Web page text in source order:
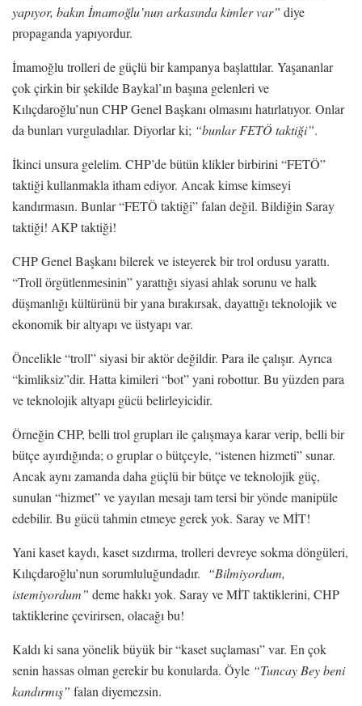
yapıyor, bakın İmamoğlu’nun arkasında kimler var” diye
propaganda yapıyordur.
İmamoğlu trolleri de güçlü bir kampanya başlattılar. Yaşananlar
çok çirkin bir şekilde Baykal’ın başına gelenleri ve
Kılıçdaroğlu’nun CHP Genel Başkanı olmasını hatırlatıyor. Onlar
da bunları vurguladılar. Diyorlar ki; “bunlar FETÖ taktiği”.
İkinci unsura gelelim. CHP’de bütün klikler birbirini “FETÖ”
taktiği kullanmakla itham ediyor. Ancak kimse kimseyi
kandırmasın. Bunlar “FETÖ taktiği” falan değil. Bildiğin Saray
taktiği! AKP taktiği!
CHP Genel Başkanı bilerek ve isteyerek bir trol ordusu yarattı.
“Troll örgütlenmesinin” yarattığı siyasi ahlak sorunu ve halk
düşmanlığı kültürünü bir yana bırakırsak, dayattığı teknolojik ve
ekonomik bir altyapı ve üstyapı var.
Öncelikle “troll” siyasi bir aktör değildir. Para ile çalışır. Ayrıca
“kimliksiz”dir. Hatta kimileri “bot” yani robottur. Bu yüzden para
ve teknolojik altyapı gücü belirleyicidir.
Örneğin CHP, belli trol grupları ile çalışmaya karar verip, belli bir
bütçe ayırdığında; o gruplar o bütçeyle, “istenen hizmeti” sunar.
Ancak aynı zamanda daha güçlü bir bütçe ve teknolojik güç,
sunulan “hizmet” ve yayılan mesajı tam tersi bir yönde manipüle
edebilir. Bu gücü tahmin etmeye gerek yok. Saray ve MİT!
Yani kaset kaydı, kaset sızdırma, trolleri devreye sokma döngüleri,
Kılıçdaroğlu’nun sorumluluğundadır. “Bilmiyordum,
istemiyordum” deme hakkı yok. Saray ve MİT taktiklerini, CHP
taktiklerine çevirirsen, olacağı bu!
Kaldı ki sana yönelik büyük bir “kaset suçlaması” var. En çok
senin hassas olman gerekir bu konularda. Öyle “Tuncay Bey beni
kandırmış” falan diyemezsin.